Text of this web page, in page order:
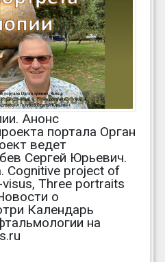
Анонс
портала Орган
ведет
Сергей Юрьевич.
Cognitive project of
Three portraits
о
Календарь
на